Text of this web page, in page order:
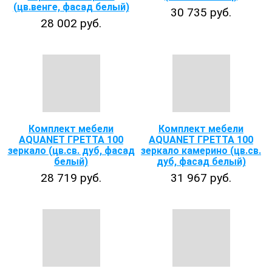
(цв.венге, фасад белый)
28 002 руб.
30 735 руб.
Комплект мебели
AQUANET ГРЕТТА 100
зеркало (цв.св. дуб, фасад
белый)
28 719 руб.
Комплект мебели
AQUANET ГРЕТТА 100
зеркало камерино (цв.св.
дуб, фасад белый)
31 967 руб.